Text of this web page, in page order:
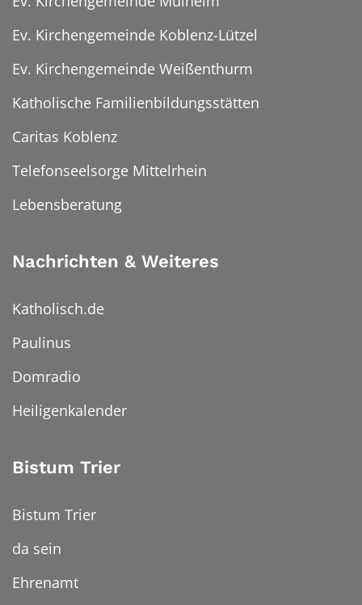
Ev. Kirchengemeinde Koblenz-Lützel
Ev. Kirchengemeinde Weißenthurm
Katholische Familienbildungsstätten
Caritas Koblenz
Telefonseelsorge Mittelrhein
Lebensberatung
Nachrichten & Weiteres
Katholisch.de
Paulinus
Domradio
Heiligenkalender
Bistum Trier
Bistum Trier
da sein
Ehrenamt